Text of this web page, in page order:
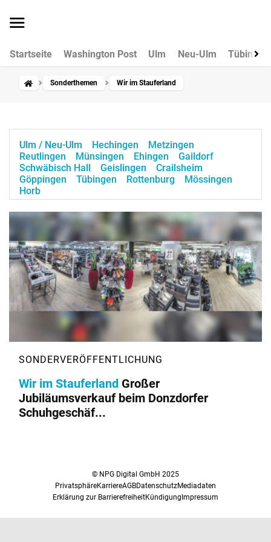
Startseite Washington Post Ulm Neu-Ulm Tübingen
Sonderthemen Wir im Stauferland
Ulm / Neu-Ulm Hechingen
Metzingen
Reutlingen
Münsingen Ehingen
Gaildorf
Schwäbisch Hall
Geislingen
Crailsheim
Göppingen
Tübingen Rottenburg
Mössingen
Horb
Wir im Stauferland Großer
Jubiläumsverkauf beim Donzdorfer
Schuhgeschäf...
© NPG Digital GmbH 2025
PrivatsphäreKarriereAGBDatenschutzMediadaten
Erklärung zur BarrierefreiheitKündigungImpressum